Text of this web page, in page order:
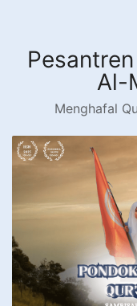
konten
Al-
Menghafal